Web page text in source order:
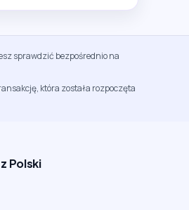
sprawdzić bezpośrednio na
która została rozpoczęta
Polski